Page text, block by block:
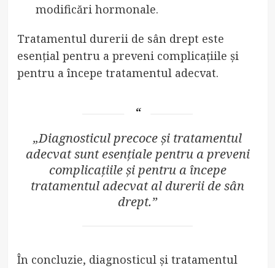
modificări hormonale.
Tratamentul durerii de sân drept este
esențial pentru a preveni complicațiile și
pentru a începe tratamentul adecvat.
„Diagnosticul precoce și tratamentul
adecvat sunt esențiale pentru a preveni
complicațiile și pentru a începe
tratamentul adecvat al durerii de sân
drept.”
În concluzie, diagnosticul și tratamentul